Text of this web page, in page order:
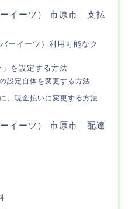
イーツ） 市原市｜支払
ーイーツ）利用可能なク
を設定する方法
設定自体を変更する方法
、現金払いに変更する方法
イーツ） 市原市｜配達